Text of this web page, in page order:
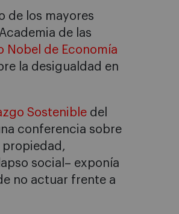
de los mayores
de las
Nobel de Economía
la desigualdad en
Sostenible del
conferencia sobre
propiedad,
social– exponía
no actuar frente a